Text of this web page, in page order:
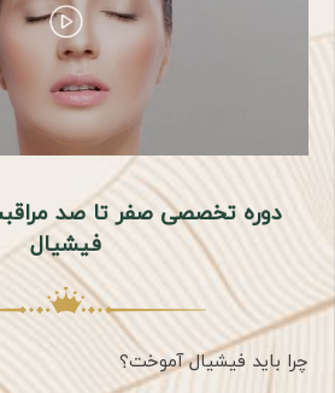
دوره تخصصی صفر تا صد
فیشیال
چرا باید فیشیال آموخت؟